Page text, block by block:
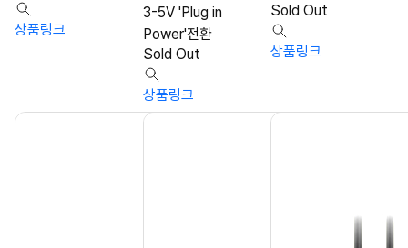
상품링크
3-5V 'Plug in
Power'전환
Sold Out
상품링크
Sold Out
상품링크